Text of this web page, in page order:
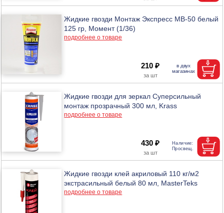
Жидкие гвозди Монтаж Экспресс МВ-50 белый
125 гр, Момент (1/36)
подробнее о товаре
210 ₽
Жидкие гвозди для зеркал Суперсильный
монтаж прозрачный 300 мл, Krass
подробнее о товаре
430 ₽
Жидкие гвозди клей акриловый 110 кг/м2
экстрасильный белый 80 мл, MasterTeks
подробнее о товаре